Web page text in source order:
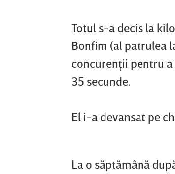
Totul s-a decis la
Bonfim (al patrulea
concurenţii pentru a
35 secunde.
El i-a devansat pe
La o săptămână